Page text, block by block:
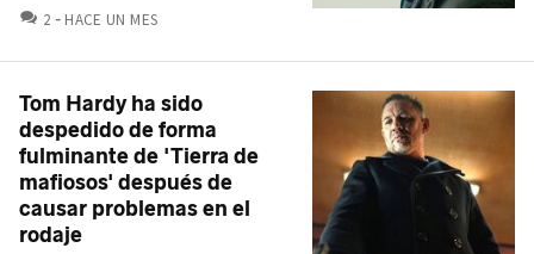
2 COMENTARIOS
HACE UN MES
Tom Hardy ha sido
despedido de forma
fulminante de 'Tierra de
mafiosos' después de
causar problemas en el
rodaje